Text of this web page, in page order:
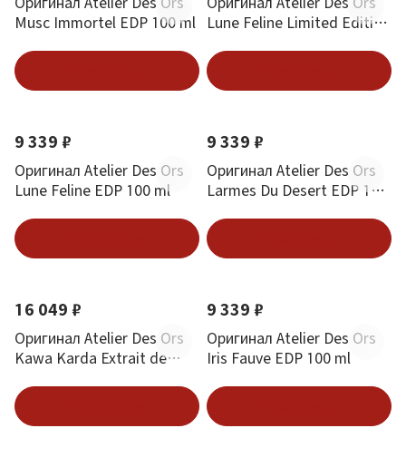
Musc Immortel EDP 100 ml
Lune Feline Limited Edition
9 339 ₽
Оригинал Atelier Des Ors
Lune Feline EDP 100 ml
9 339 ₽
Оригинал Atelier Des Ors
Larmes Du Desert EDP 100
16 049 ₽
Оригинал Atelier Des Ors
Kawa Karda Extrait de
9 339 ₽
Оригинал Atelier Des Ors
Iris Fauve EDP 100 ml